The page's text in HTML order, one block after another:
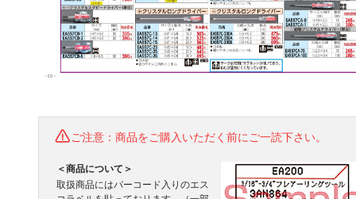
ご注意：商品をご購入いただく前にご一読下さい。
＜商品について＞
取扱商品にはバーコード入りのエス